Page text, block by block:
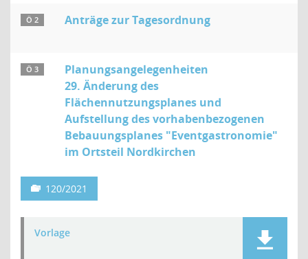
Ö 2 Anträge zur Tagesordnung
Ö 3
Planungsangelegenheiten
29. Änderung des
Flächennutzungsplanes und
Aufstellung des vorhabenbezogenen
Bebauungsplanes "Eventgastronomie"
im Ortsteil Nordkirchen
120/2021
Vorlage